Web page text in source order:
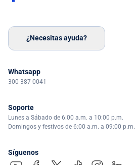
¿Necesitas ayuda?
Whatsapp
300 387 0041
Soporte
Lunes a Sábado de 6:00 a.m. a 10:00 p.m.
Domingos y festivos de 6:00 a.m. a 09:00 p.m.
Síguenos